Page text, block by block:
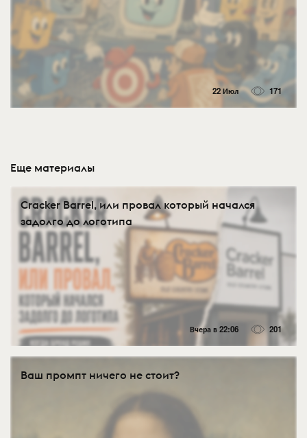
22 Июл 171
Еще материалы
Cracker Barrel, или провал который начался
задолго до логотипа
Вчера в 22:06 201
Ваш промпт ничего не стоит?